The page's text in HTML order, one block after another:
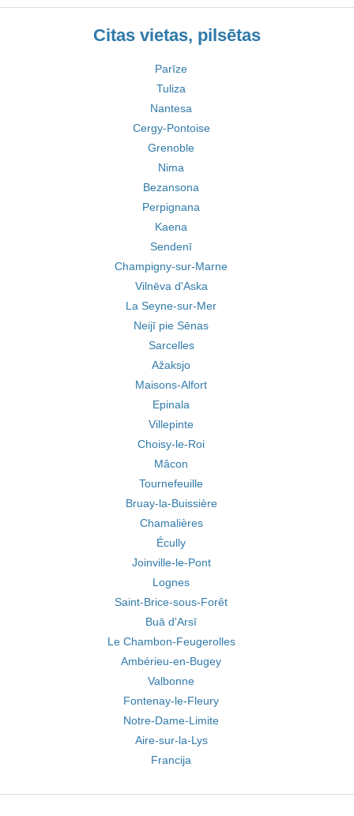
Citas vietas, pilsētas
Parīze
Tuliza
Nantesa
Cergy-Pontoise
Grenoble
Nima
Bezansona
Perpignana
Kaena
Sendenī
Champigny-sur-Marne
Vilnēva d'Aska
La Seyne-sur-Mer
Neijī pie Sēnas
Sarcelles
Ažaksjo
Maisons-Alfort
Epinala
Villepinte
Choisy-le-Roi
Mâcon
Tournefeuille
Bruay-la-Buissière
Chamalières
Écully
Joinville-le-Pont
Lognes
Saint-Brice-sous-Forêt
Buā d'Arsī
Le Chambon-Feugerolles
Ambérieu-en-Bugey
Valbonne
Fontenay-le-Fleury
Notre-Dame-Limite
Aire-sur-la-Lys
Francija